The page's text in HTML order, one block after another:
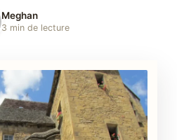
Meghan
3 min de lecture